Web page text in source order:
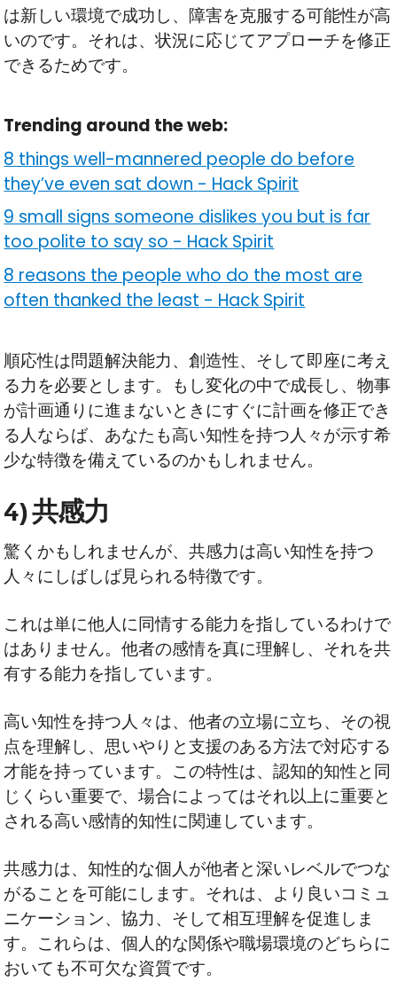
は新しい環境で成功し、障害を克服する可能性が高
いのです。それは、状況に応じてアプローチを修正
できるためです。
Trending around the web:
8 things well-mannered people do before
they’ve even sat down - Hack Spirit
9 small signs someone dislikes you but is far
too polite to say so-Hack Spirit
8 reasons the people who do the most are
often thanked the least - Hack Spirit
順応性は問題解決能力、創造性、そして即座に考え
る力を必要とします。もし変化の中で成長し、物事
が計画通りに進まないときにすぐに計画を修正でき
る人ならば、あなたも高い知性を持つ人々が示す希
少な特徴を備えているのかもしれません。
4) 共感力
驚くかもしれませんが、共感力は高い知性を持つ
人々にしばしば見られる特徴です。
これは単に他人に同情する能力を指しているわけで
はありません。他者の感情を真に理解し、それを共
有する能力を指しています。
高い知性を持つ人々は、他者の立場に立ち、その視
点を理解し、思いやりと支援のある方法で対応する
才能を持っています。この特性は、認知的知性と同
じくらい重要で、場合によってはそれ以上に重要と
される高い感情的知性に関連しています。
共感力は、知性的な個人が他者と深いレベルでつな
がることを可能にします。それは、より良いコミュ
ニケーション、協力、そして相互理解を促進しま
す。これらは、個人的な関係や職場環境のどちらに
おいても不可欠な資質です。